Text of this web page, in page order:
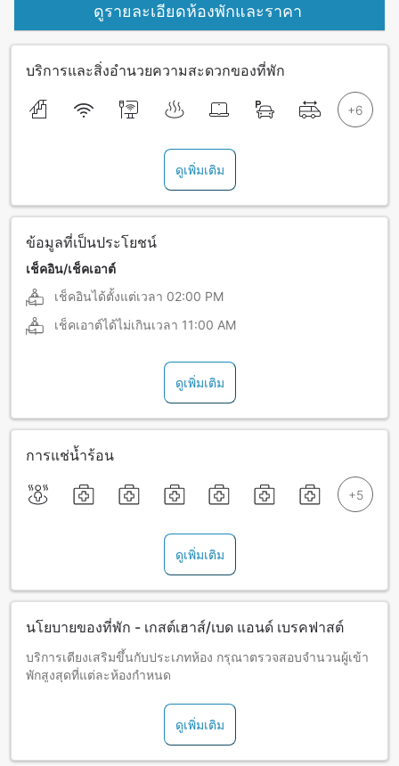
ดูรายละเอียดห้องพักและราคา
บริการและสิ่งอำนวยความสะดวกของที่พัก
ดูเพิ่มเติม
ข้อมูลที่เป็นประโยชน์
เช็คอิน/เช็คเอาต์
เช็คอินได้ตั้งแต่เวลา 02:00 PM
เช็คเอาต์ได้ไม่เกินเวลา 11:00 AM
ดูเพิ่มเติม
การแช่น้ำร้อน
ดูเพิ่มเติม
นโยบายของที่พัก - เกสต์เฮาส์/เบด แอนด์ เบรคฟาสต์
บริการเตียงเสริมขึ้นกับประเภทห้อง กรุณาตรวจสอบจำนวนผู้เข้า
พักสูงสุดที่แต่ละห้องกำหนด
ดูเพิ่มเติม